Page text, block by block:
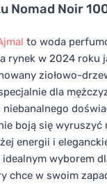
Nomad Noir
to woda
rynek w 2024 roku
ziołowo-
dla
boją się wyruszyć
energii i
idealnym wyborem
chce w swoim